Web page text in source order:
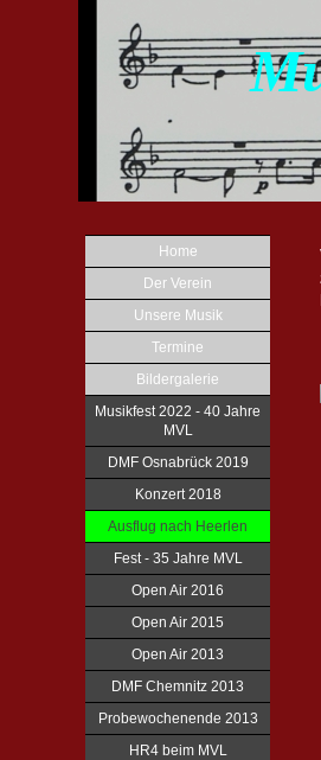
Home
Der Verein
Unsere Musik
Termine
Bildergalerie
Musikfest 2022 - 40 Jahre
MVL
DMF Osnabrück 2019
Konzert 2018
Ausflug nach Heerlen
Fest - 35 Jahre MVL
Open Air 2016
Open Air 2015
Open Air 2013
DMF Chemnitz 2013
Probewochenende 2013
HR4 beim MVL